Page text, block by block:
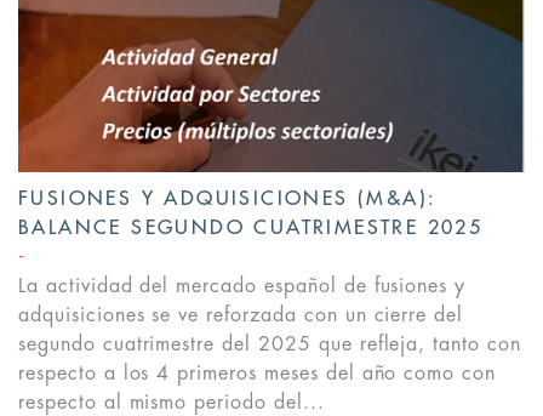
FUSIONES Y ADQUISICIONES (M&A):
BALANCE SEGUNDO CUATRIMESTRE 2025
La actividad del mercado español de fusiones y
adquisiciones se ve reforzada con un cierre del
segundo cuatrimestre del 2025 que refleja, tanto con
respecto a los 4 primeros meses del año como con
respecto al mismo periodo del...